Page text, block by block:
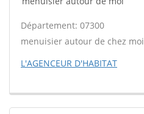
Département: 07300
menuisier autour de chez moi
L'AGENCEUR D'HABITAT